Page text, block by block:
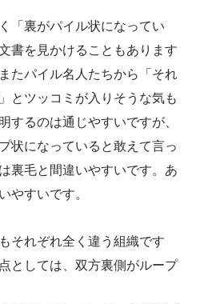
「裏がパイル状になってい
書を見かけることもあります
たパイル名人たちから「それ
とツッコミが入りそうな気も
するのは通じやすいですが、
状になっていると敢えて言っ
裏毛と間違いやすいです。あ
やすいです。
それぞれ全く違う組織です
としては、双方裏側がループ